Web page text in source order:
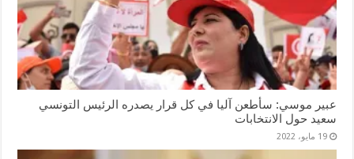
عبير موسي: سأطعن آليا في كل قرار يصدره الرئيس التونسي
سعيد حول الانتخابات
19 مايو، 2022